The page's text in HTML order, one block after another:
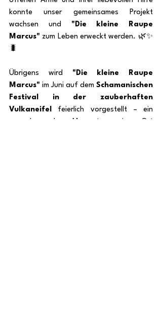
konnte unser gemeinsames Projekt
wachsen und "Die kleine Raupe
Marcus" zum Leben erweckt werden. 🌿✨
🐛
Übrigens wird "Die kleine Raupe
Marcus" im Juni auf dem Schamanischen
Festival in der zauberhaften
Vulkaneifel
feierlich vorgestellt – ein
ganz besonderer Moment, an einem Ort